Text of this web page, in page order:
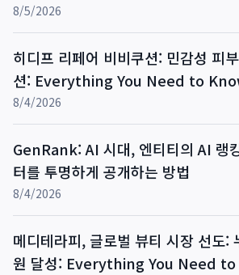
8/5/2026
히디프 리페어 비비쿠션: 민감성 피
션: Everything You Need to
8/4/2026
GenRank: AI 시대, 엔티티의 AI 랭
터를 투명하게 공개하는 방법
8/4/2026
메디테라피, 글로벌 뷰티 시장 선도:
원 달성: Everything You Need